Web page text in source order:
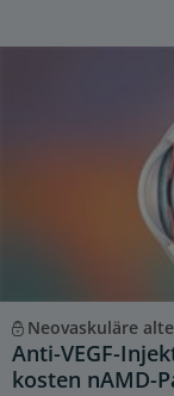
Neovaskuläre
Anti-VEGF-
kosten nAMD-